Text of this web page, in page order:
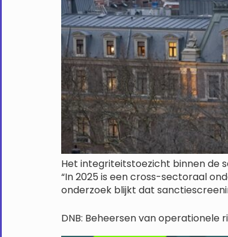
Het integriteitstoezicht binnen de
“In 2025 is een cross-sectoraal
onderzoek blijkt dat
DNB: Beheersen van operationele